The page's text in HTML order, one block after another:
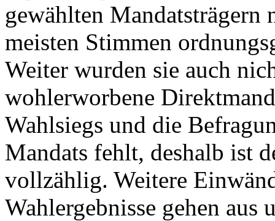
gewählten
meisten Stimmen
Weiter wurden sie auch
wohlerworbene
Wahlsiegs und die
Mandats fehlt, deshalb ist
vollzählig. Weitere
Wahlergebnisse gehen aus